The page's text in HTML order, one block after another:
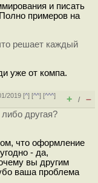
и писать
примеров на
решает каждый
уже от компа.
2019 [^] [^^] [^^^]
+ / –
другая?
что оформление
- да,
вы другим
ваша проблема